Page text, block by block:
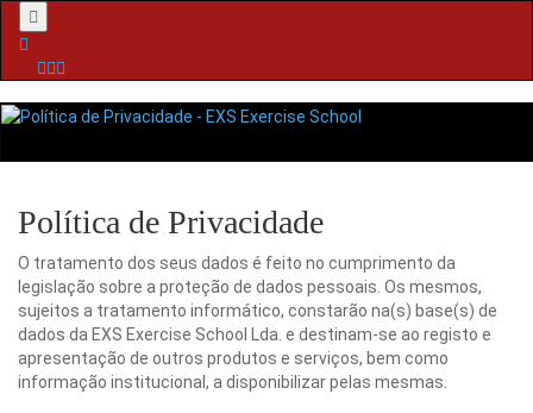
Menu
Política de Privacidade
O tratamento dos seus dados é feito no cumprimento da
legislação sobre a proteção de dados pessoais. Os mesmos,
sujeitos a tratamento informático, constarão na(s) base(s) de
dados da EXS Exercise School Lda. e destinam-se ao registo e
apresentação de outros produtos e serviços, bem como
informação institucional, a disponibilizar pelas mesmas.